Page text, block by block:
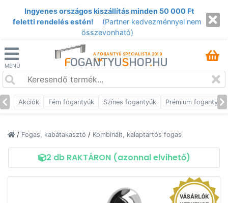
Ingyenes országos kiszállítás minden 50 000 Ft
feletti rendelés estén!
(Partner kedvezménnyel nem
összevonható)
MENÜ
A FOGANTYÚ SPECIALISTA 2010
ÓTA
FOGANTYUSHOP.HU
Akciók Fém fogantyúk Színes fogantyúk Prémium fogantyúk
/ Fogas, kabátakasztó / Kombinált, kalaptartós fogas
2 db RAKTÁRON (azonnal elvihető)